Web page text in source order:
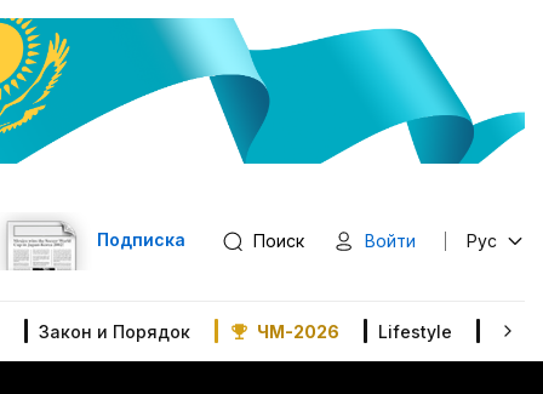
Подписка Поиск Войти Рус
Закон и Порядок ЧМ-2026 Lifestyle В